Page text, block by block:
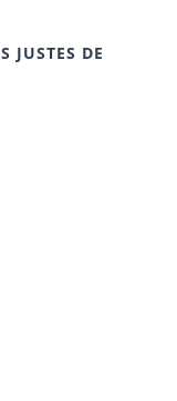
JUSTES DE